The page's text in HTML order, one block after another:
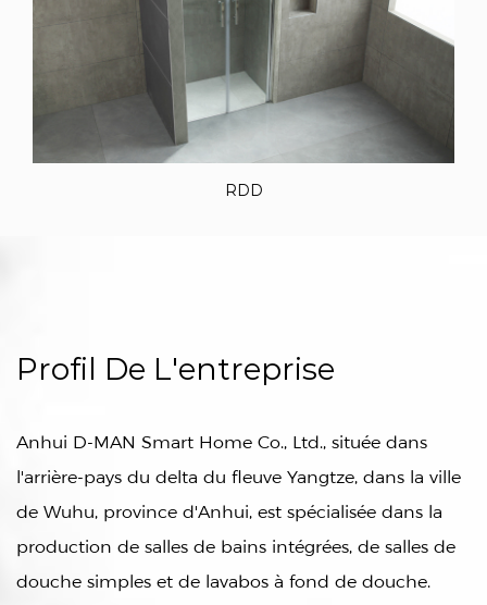
RDD
Profil De L'entreprise
Anhui D-MAN Smart Home Co., Ltd., située dans
l'arrière-pays du delta du fleuve Yangtze, dans la ville
de Wuhu, province d'Anhui, est spécialisée dans la
production de salles de bains intégrées, de salles de
douche simples et de lavabos à fond de douche.